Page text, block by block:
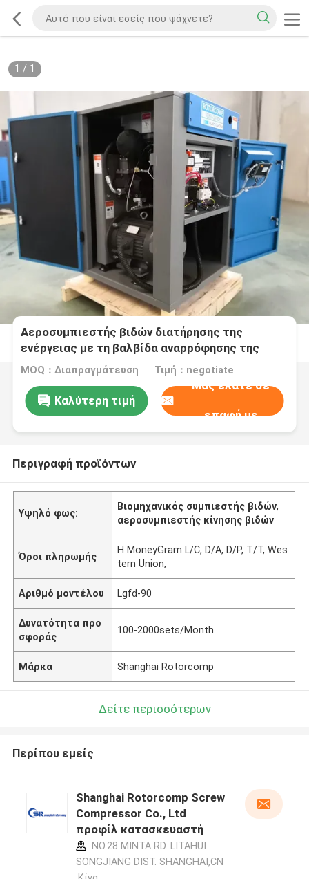
1 / 1
Αεροσυμπιεστής βιδών διατήρησης της
ενέργειας με τη βαλβίδα αναρρόφησης της
Γερμανίας
MOQ：Διαπραγμάτευση Τιμή：negotiate
Καλύτερη τιμή
Μας ελάτε σε
επαφή με
Περιγραφή προϊόντων
Υψηλό φως:
Βιομηχανικός συμπιεστής βιδών,
αεροσυμπιεστής κίνησης βιδών
Όροι πληρωμής
Η MoneyGram L/C, D/A, D/P, T/T, Wes
tern Union,
Αριθμό μοντέλου Lgfd-90
Δυνατότητα προ
σφοράς
100-2000sets/Month
Μάρκα Shanghai Rotorcomp
Δείτε περισσότερων
Περίπου εμείς
Shanghai Rotorcomp Screw
Compressor Co., Ltd
προφίλ κατασκευαστή
NO.28 MINTA RD. LITAHUI
SONGJIANG DIST. SHANGHAI,CN